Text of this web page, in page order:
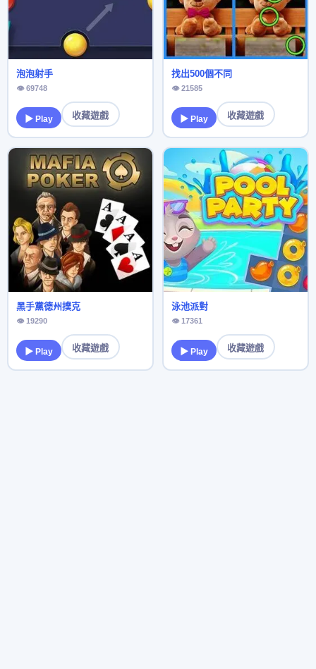
泡泡射手
👁 69748
▶ Play 收藏遊戲
找出500個不同
👁 21585
▶ Play 收藏遊戲
黑手黨德州撲克
👁 19290
▶ Play 收藏遊戲
泳池派對
👁 17361
▶ Play 收藏遊戲